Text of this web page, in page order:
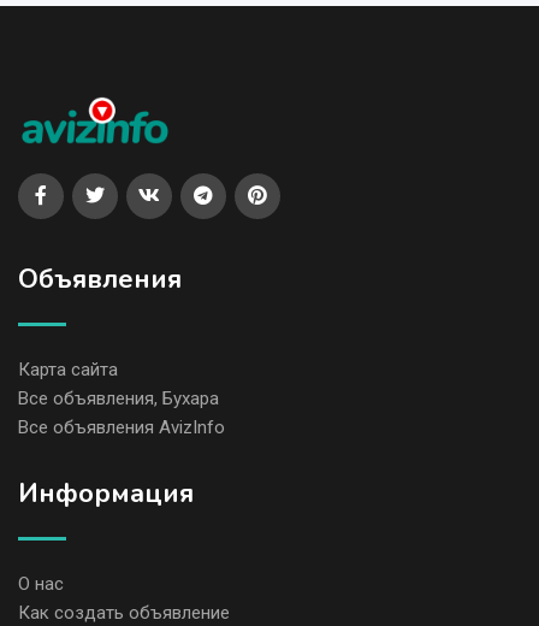
Объявления
Карта сайта
Все объявления, Бухара
Все объявления AvizInfo
Информация
О нас
Как создать объявление